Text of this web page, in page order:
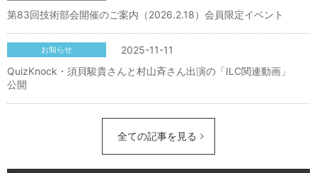
第83回技術部会開催のご案内（2026.2.18）会員限定イベント
2025-11-11
お知らせ
QuizKnock・須貝駿貴さんと村山斉さん出演の「ILC関連動画」
公開
全ての記事を見る